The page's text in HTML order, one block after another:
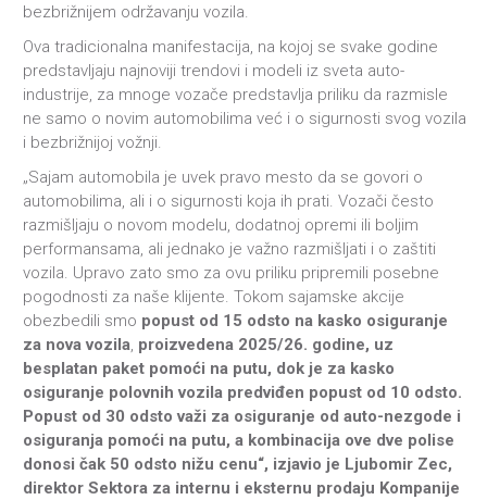
bezbrižnijem održavanju vozila.
Ova tradicionalna manifestacija, na kojoj se svake godine
predstavljaju najnoviji trendovi i modeli iz sveta auto-
industrije, za mnoge vozače predstavlja priliku da razmisle
ne samo o novim automobilima već i o sigurnosti svog vozila
i bezbrižnijoj vožnji.
„Sajam automobila je uvek pravo mesto da se govori o
automobilima, ali i o sigurnosti koja ih prati. Vozači često
razmišljaju o novom modelu, dodatnoj opremi ili boljim
performansama, ali jednako je važno razmišljati i o zaštiti
vozila. Upravo zato smo za ovu priliku pripremili posebne
pogodnosti za naše klijente. Tokom sajamske akcije
obezbedili smo popust od 15 odsto na kasko osiguranje
za nova vozila, proizvedena 2025/26. godine, uz
besplatan paket pomoći na putu, dok je za kasko
osiguranje polovnih vozila predviđen popust od 10 odsto.
Popust od 30 odsto važi za osiguranje od auto-nezgode i
osiguranja pomoći na putu, a kombinacija ove dve polise
donosi čak 50 odsto nižu cenu“, izjavio je Ljubomir Zec,
direktor Sektora za internu i eksternu prodaju Kompanije